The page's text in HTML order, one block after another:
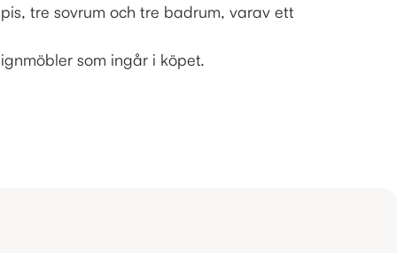
tre sovrum och tre badrum, varav ett
som ingår i köpet.